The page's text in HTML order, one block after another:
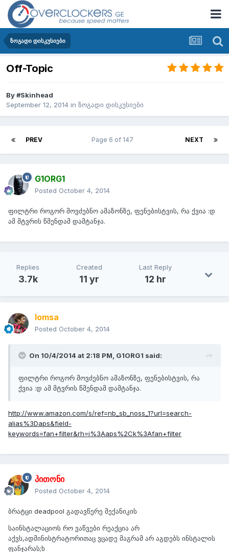
ზოგადი დისკუსიები
Off-Topic
By#Skinhead
September 12, 2014 in ზოგადი დისკუსიები
PREV NEXT
Page 6 of 147
G1ORG1
Posted October 4, 2014
ფილტრი როგორ მოვძებნო ამაზონზე, ფენებისტვის, რა ქვია :დ
ამ მტვრის წმენდამ დამტანჯა.
Replies
3.7k
Created
11 yr
Last Reply
12 hr
lomsa
Posted October 4, 2014
On 10/4/2014 at 2:18 PM, G1ORG1 said:
ფილტრი როგორ მოვძებნო ამაზონზე, ფენებისტვის, რა
ქვია :დ ამ მტვრის წმენდამ დამტანჯა.
http://www.amazon.com/s/ref=nb_sb_noss_1?url=search-
alias%3Daps&field-
keywords=fan+filter&rh=i%3Aaps%2Ck%3Afan+filter
პითონი
Posted October 4, 2014
ბრატცი deadpool გადავწერე მექანიკის
საინსტალაციოს რო ვაწვები რეაქცია არ
აქვს,ადმინისტრატორითაც ვცადე მაგრამ არ აგდებს ინსტალის
ფანჯარას;ხ